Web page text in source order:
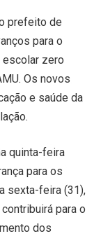
prefeito de
para o
escolar zero
Os novos
e saúde da
quinta-feira
para os
sexta-feira (31),
para o
dos